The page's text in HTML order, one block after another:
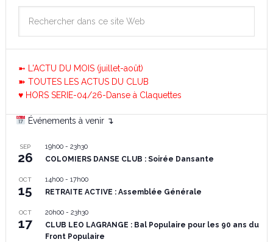
➼ L'ACTU DU MOIS (juillet-août)
➽ TOUTES LES ACTUS DU CLUB
♥ HORS SERIE-04/26-Danse à Claquettes
Événements à venir ↴
SEP
26
19h00- 23h30
COLOMIERS DANSE CLUB : Soirée Dansante
OCT
15
14h00- 17h00
RETRAITE ACTIVE : Assemblée Générale
OCT
17
20h00- 23h30
CLUB LEO LAGRANGE : Bal Populaire pour les 90 ans du
Front Populaire